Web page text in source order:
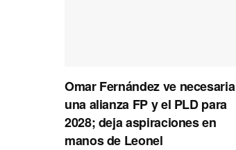
Omar Fernández ve necesaria
una alianza FP y el PLD para
2028; deja aspiraciones en
manos de Leonel